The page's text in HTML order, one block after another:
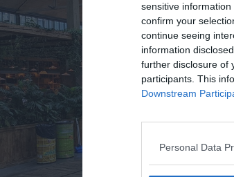
sensitive
confirm your
continue seeing
information
further disclosure of
participants. This
Downstream
Personal Data